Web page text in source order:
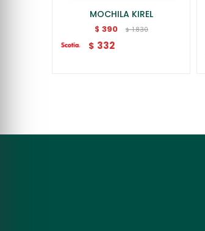
MOCHILA KIREL
$ 390 $ 1.830
$ 332